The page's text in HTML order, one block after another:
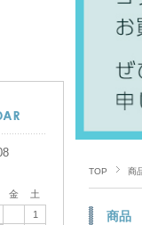
TOP 商
商品
金
土
1